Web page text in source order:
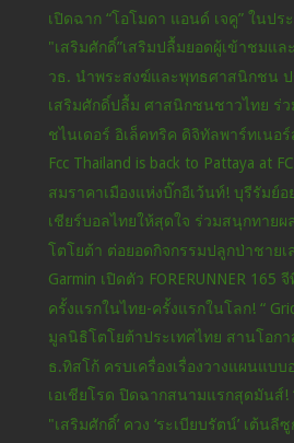
เปิดฉาก “โอโมดา แอนด์ เจคู” ในปร
"เสริมศักดิ์”เสริมปลื้มยอดผู้เข้าชมแล
วธ. นำพระสงฆ์และพุทธศาสนิกชน
เสริมศักดิ์ปลื้ม ศาสนิกชนชาวไทย ร่ว
ชไนเดอร์ อิเล็คทริค ดิจิทัลพาร์ทเนอร์
Fcc Thailand is back to Pattaya at
สมราคาเมืองแห่งบิ๊กอีเว้นท์! บุรีรัมย์อ
เชียร์บอลไทยให้สุดใจ ร่วมสนุกทาย
โตโยต้า ต่อยอดกิจกรรมปลูกป่าชาย
Garmin เปิดตัว FORERUNNER 165
ครั้งแรกในไทย-ครั้งแรกในโลก! “
มูลนิธิโตโยต้าประเทศไทย สานโอก
ธ.ทิสโก้ ครบเครื่องเรื่องวางแผนแบบ
เอเชียโรด ปิดฉากสนามแรกสุดมันส์!
"เสริมศักดิ์’ ควง ‘ระเบียบรัตน์’ เต้นลี